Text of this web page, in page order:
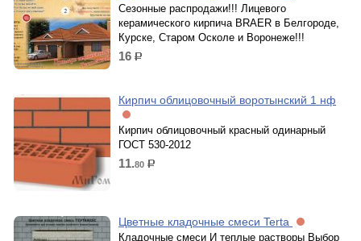
Сезонные распродажи!!! Лицевого
керамического кирпича BRAER в Белгороде,
Курске, Старом Осколе и Воронеже!!!
16 р.
Кирпич облицовочный воротынский 1 нф
Кирпич облицовочный красный одинарный
ГОСТ 530-2012
11.80 р.
Цветные кладочные смеси Terta
Кладочные смеси И теплые растворы Выбор